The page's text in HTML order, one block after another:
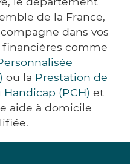
de la France,
dans vos
comme
ou la Prestation de
(PCH) et
aide à domicile